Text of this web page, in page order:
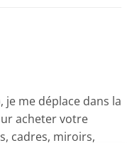
je me déplace dans la
acheter votre
cadres, miroirs,